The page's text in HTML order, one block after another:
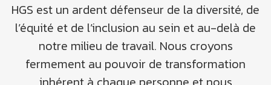
HGS est un ardent défenseur de la diversité, de
l’équité et de l’inclusion au sein et au-delà de
notre milieu de travail. Nous croyons
fermement au pouvoir de transformation